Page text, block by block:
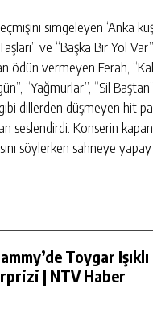
simgeleyen ‘Anka
ve “Başka Bir Yol
ödün vermeyen Ferah,
“Yağmurlar”, “Sil
dillerden düşmeyen hit
Konserin
söylerken sahneye
Toygar Işıklı
| NTV Haber